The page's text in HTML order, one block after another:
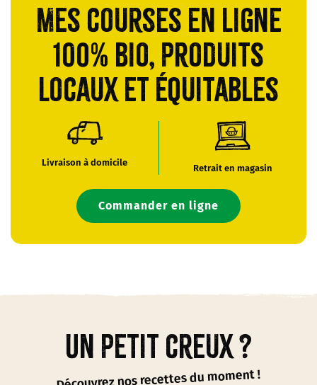
Mes courses en ligne
100% bio, produits
locaux et équitables
Livraison à domicile
Retrait en magasin
Commander en ligne
Un petit creux ?
Découvrez nos recettes du moment !